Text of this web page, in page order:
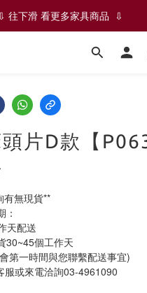
✦ 絕版品-五折限時優惠 ✦ ✨✨
往下滑 看更多家具商品  ⇩
✦ 絕版品-五折限時優惠 ✦ ✨✨
片D款【
有無現貨**
：
天配送
30~45個工作天
會第一時間與您聯繫配送事宜)
服或來電洽詢03-4961090